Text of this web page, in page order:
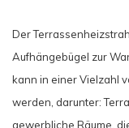
Der
Aufhängebügel zur
kann in einer Vielzahl
werden, darunter:
gewerbliche Räume,